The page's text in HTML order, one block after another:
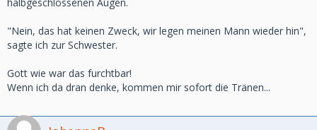
"Nein, das hat keinen Zweck, wir legen meinen Mann wieder hin",
sagte ich zur Schwester.
Gott wie war das furchtbar!
Wenn ich da dran denke, kommen mir sofort die Tränen...